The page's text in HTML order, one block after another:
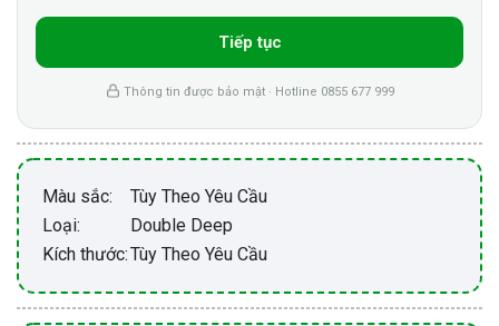
Tiếp tục
Thông tin được bảo mật · Hotline 0855 677 999
Màu sắc:
Tùy Theo Yêu Cầu
Loại:
Double Deep
Kích thước:Tùy Theo Yêu Cầu